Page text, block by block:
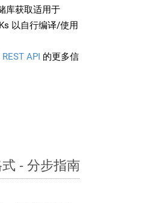
库获取适用于
以自行编译/使用
REST API 的更多信
- 分步指南